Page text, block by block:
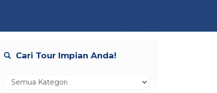
Cari Tour Impian Anda!